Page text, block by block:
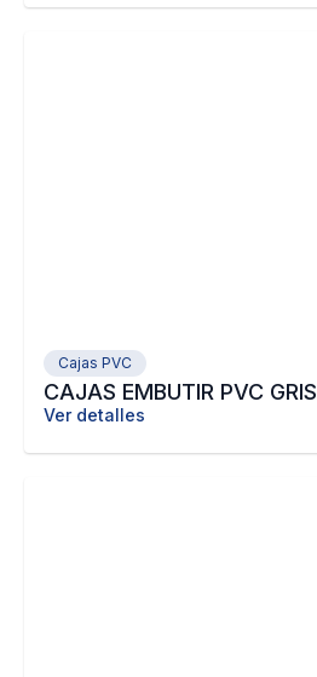
Cajas PVC
CAJAS EMBUTIR PVC GRIS
Ver detalles